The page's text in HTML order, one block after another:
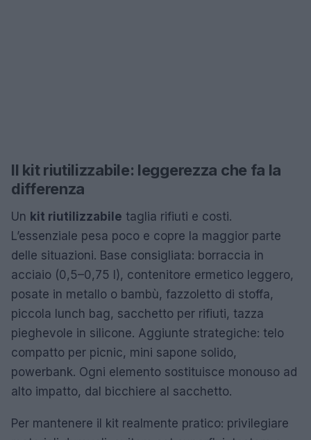
Il kit riutilizzabile: leggerezza che fa la
differenza
Un kit riutilizzabile taglia rifiuti e costi.
L’essenziale pesa poco e copre la maggior parte
delle situazioni. Base consigliata: borraccia in
acciaio (0,5–0,75 l), contenitore ermetico leggero,
posate in metallo o bambù, fazzoletto di stoffa,
piccola lunch bag, sacchetto per rifiuti, tazza
pieghevole in silicone. Aggiunte strategiche: telo
compatto per picnic, mini sapone solido,
powerbank. Ogni elemento sostituisce monouso ad
alto impatto, dal bicchiere al sacchetto.
Per mantenere il kit realmente pratico: privilegiare